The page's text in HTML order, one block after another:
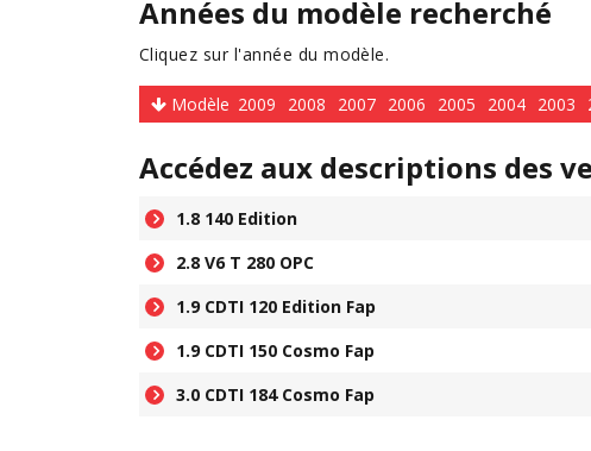
Années du modèle recherché
Cliquez sur l'année du modèle.
Modèle 2009 2008 2007 2006 2005 2004 2003
Accédez aux descriptions des
1.8 140 Edition
2.8 V6 T 280 OPC
1.9 CDTI 120 Edition Fap
1.9 CDTI 150 Cosmo Fap
3.0 CDTI 184 Cosmo Fap